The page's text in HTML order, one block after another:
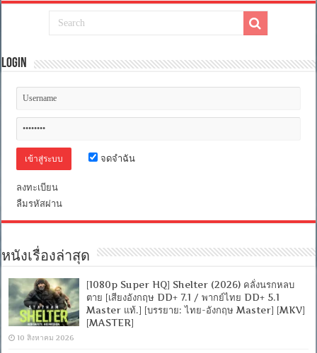
แม่
DL.DDP5.1.H264]
[พากย์
DDP5.1/
[บรรยาย
ไทย+อังกฤษ
[พากย์
บรรยาย
ไทย]
[MKV]
[MASTER]
Login
จดจำฉัน
ลงทะเบียน
ลืมรหัสผ่าน
หนังเรื่องล่าสุด
[1080p Super HQ] Shelter (2026) คลั่งนรกหลบ
ตาย [เสียงอังกฤษ DD+ 7.1 / พากย์ไทย DD+ 5.1
Master แท้.] [บรรยาย: ไทย-อังกฤษ Master] [MKV]
[MASTER]
10 สิงหาคม 2026